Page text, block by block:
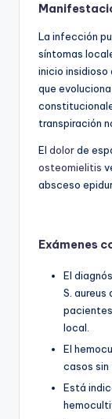
La infección
síntomas
inicio insidioso
que
transpiración
El dolorde
osteomielitis
absceso
Exámenes
El
S. aureus
local.
El
casos sin
Está